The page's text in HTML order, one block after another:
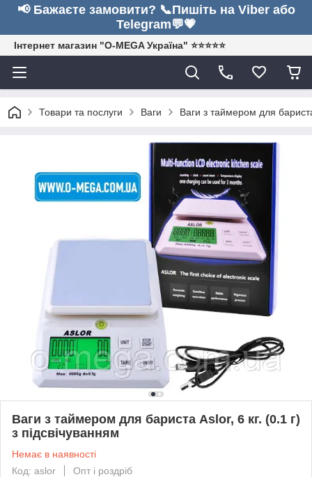
📢 Бажаєте замовити? 📞Пишіть на Viber або
Telegram💬💗
Інтернет магазин "O-MEGA Україна" ⭐⭐⭐⭐⭐
Товари та послуги Ваги Ваги з таймером для
Ваги з таймером для бариста Aslor, 6 кг. (0.1 г)
з підсвічуванням
Немає в наявності
Код: aslor
Опт і роздріб